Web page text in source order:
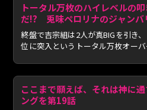
トータル万枚のハイレベルの
だ!? 兎味ペロリナのジャン
(4/4)
終盤で吉宗組は2人が真BIGを引き
位に突入というトータル万枚オー
ここまで願えば、それは神に
ングを第19話